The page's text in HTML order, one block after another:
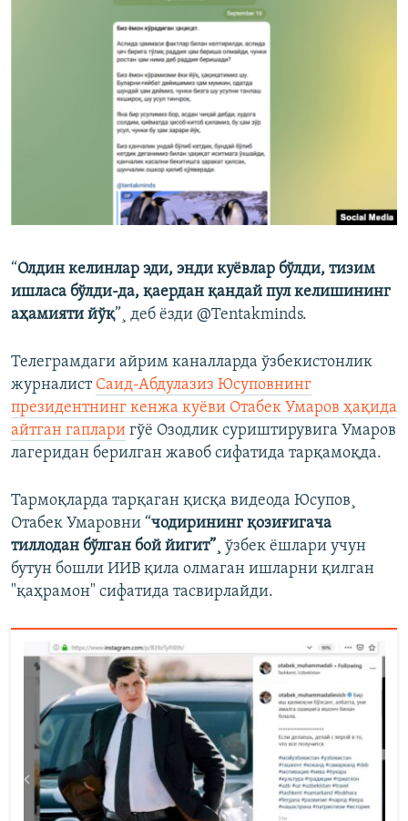
“Олдин келинлар эди, энди куёвлар бўлди, тизим
ишласа бўлди-да, қаердан қандай пул келишининг
аҳамияти йўқ”¸ деб ëзди @Tentakminds.
Телеграмдаги айрим каналларда ўзбекистонлик
журналист Саид-Абдулазиз Юсуповнинг
президентнинг кенжа куëви Отабек Умаров ҳақида
айтган гаплари гўë Озодлик суриштирувига Умаров
лагеридан берилган жавоб сифатида тарқамоқда.
Тармоқларда тарқаган қисқа видеода Юсупов¸
Отабек Умаровни “чодирининг қозиғигача
тиллодан бўлган бой йигит”¸ ўзбек ëшлари учун
бутун бошли ИИВ қила олмаган ишларни қилган
"қаҳрамон" сифатида тасвирлайди.